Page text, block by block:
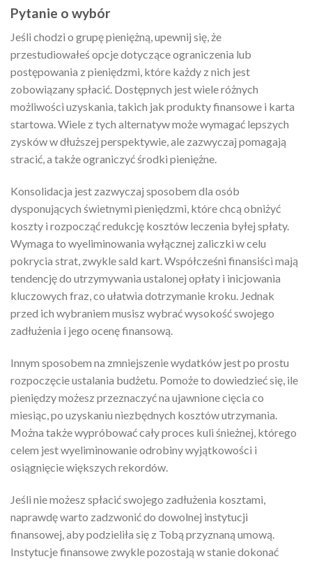
Pytanie o wybór
Jeśli chodzi o grupę pieniężną, upewnij się, że
przestudiowałeś opcje dotyczące ograniczenia lub
postępowania z pieniędzmi, które każdy z nich jest
zobowiązany spłacić. Dostępnych jest wiele różnych
możliwości uzyskania, takich jak produkty finansowe i karta
startowa. Wiele z tych alternatyw może wymagać lepszych
zysków w dłuższej perspektywie, ale zazwyczaj pomagają
stracić, a także ograniczyć środki pieniężne.
Konsolidacja jest zazwyczaj sposobem dla osób
dysponujących świetnymi pieniędzmi, które chcą obniżyć
koszty i rozpocząć redukcję kosztów leczenia byłej spłaty.
Wymaga to wyeliminowania wyłącznej zaliczki w celu
pokrycia strat, zwykle sald kart. Współcześni finansiści mają
tendencję do utrzymywania ustalonej opłaty i inicjowania
kluczowych fraz, co ułatwia dotrzymanie kroku. Jednak
przed ich wybraniem musisz wybrać wysokość swojego
zadłużenia i jego ocenę finansową.
Innym sposobem na zmniejszenie wydatków jest po prostu
rozpoczęcie ustalania budżetu. Pomoże to dowiedzieć się, ile
pieniędzy możesz przeznaczyć na ujawnione cięcia co
miesiąc, po uzyskaniu niezbędnych kosztów utrzymania.
Można także wypróbować cały proces kuli śnieżnej, którego
celem jest wyeliminowanie odrobiny wyjątkowości i
osiągnięcie większych rekordów.
Jeśli nie możesz spłacić swojego zadłużenia kosztami,
naprawdę warto zadzwonić do dowolnej instytucji
finansowej, aby podzieliła się z Tobą przyznaną umową.
Instytucje finansowe zwykle pozostają w stanie dokonać